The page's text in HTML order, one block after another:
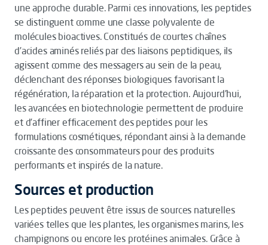
une approche durable. Parmi ces innovations, les peptides
se distinguent comme une classe polyvalente de
molécules bioactives. Constitués de courtes chaînes
d’acides aminés reliés par des liaisons peptidiques, ils
agissent comme des messagers au sein de la peau,
déclenchant des réponses biologiques favorisant la
régénération, la réparation et la protection. Aujourd’hui,
les avancées en biotechnologie permettent de produire
et d’affiner efficacement des peptides pour les
formulations cosmétiques, répondant ainsi à la demande
croissante des consommateurs pour des produits
performants et inspirés de la nature.
Sources et production
Les peptides peuvent être issus de sources naturelles
variées telles que les plantes, les organismes marins, les
champignons ou encore les protéines animales. Grâce à